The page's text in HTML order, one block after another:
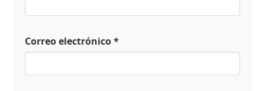
Correo electrónico*